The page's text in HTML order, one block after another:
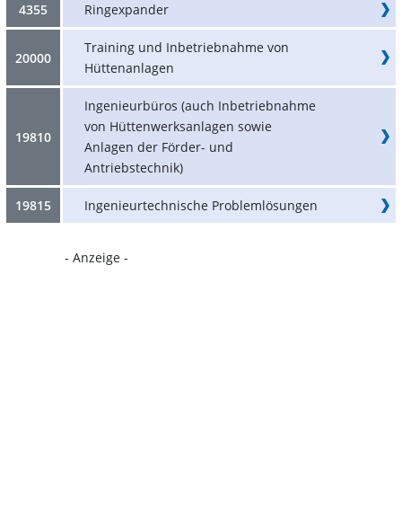
4355 Ringexpander
20000
Training und Inbetriebnahme von
Hüttenanlagen
19810
Ingenieurbüros (auch Inbetriebnahme
von Hüttenwerksanlagen sowie
Anlagen der Förder- und
Antriebstechnik)
19815 Ingenieurtechnische Problemlösungen
- Anzeige -